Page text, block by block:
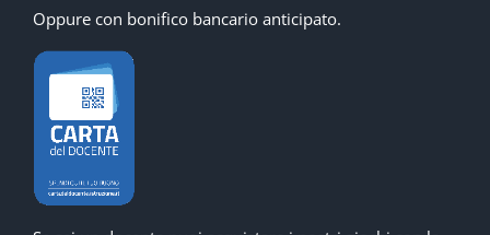
Oppure con bonifico bancario anticipato.